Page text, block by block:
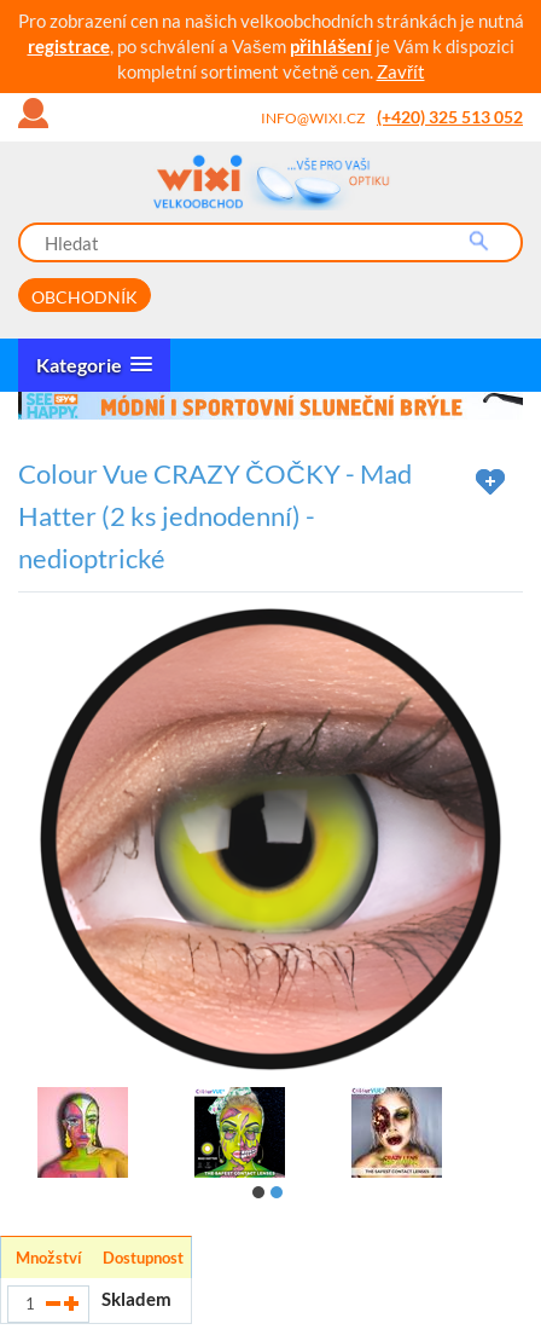
Pro zobrazení cen na našich velkoobchodních stránkách je nutná
registrace, po schválení a Vašem přihlášeníje Vám k dispozici
kompletní sortiment včetně cen. Zavřít
INFO@WIXI.CZ (+420) 325 513 052
OBCHODNÍK
Kategorie
Colour Vue CRAZY ČOČKY - Mad
Hatter (2 ks jednodenní) -
nedioptrické
Množství Dostupnost
Skladem